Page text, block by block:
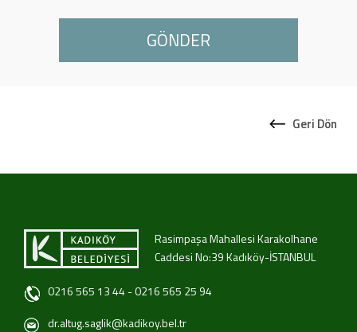
Geri Dön
Rasimpaşa Mahallesi Karakolhane
Caddesi No:39 Kadıköy-İSTANBUL
0216 565 13 44 - 0216 565 25 94
dr.altug.saglik@kadikoy.bel.tr